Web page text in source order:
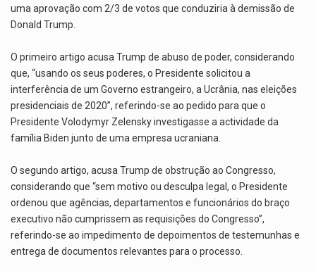
uma aprovação com 2/3 de votos que conduziria à demissão de
Donald Trump.
O primeiro artigo acusa Trump de abuso de poder, considerando
que, “usando os seus poderes, o Presidente solicitou a
interferência de um Governo estrangeiro, a Ucrânia, nas eleições
presidenciais de 2020”, referindo-se ao pedido para que o
Presidente Volodymyr Zelensky investigasse a actividade da
família Biden junto de uma empresa ucraniana.
O segundo artigo, acusa Trump de obstrução ao Congresso,
considerando que “sem motivo ou desculpa legal, o Presidente
ordenou que agências, departamentos e funcionários do braço
executivo não cumprissem as requisições do Congresso”,
referindo-se ao impedimento de depoimentos de testemunhas e
entrega de documentos relevantes para o processo.